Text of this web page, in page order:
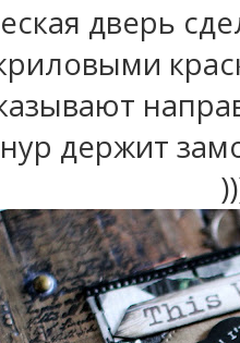
дверь
держит